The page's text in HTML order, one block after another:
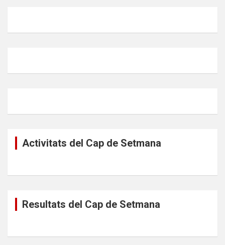
Activitats del Cap de Setmana
Resultats del Cap de Setmana